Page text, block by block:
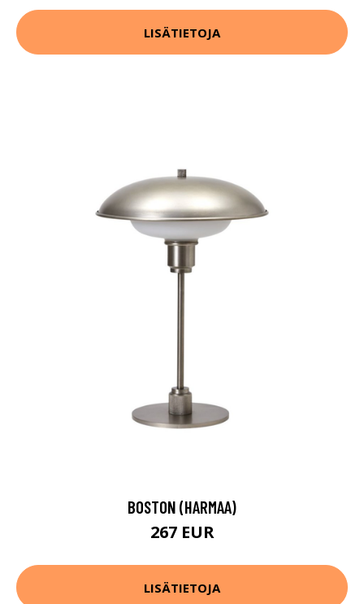
LISÄTIETOJA
BOSTON (HARMAA)
267 EUR
LISÄTIETOJA